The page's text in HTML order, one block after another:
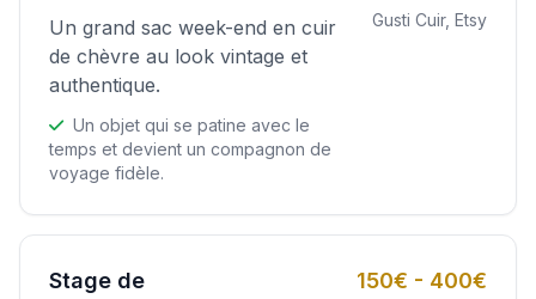
Un grand sac week-end en cuir
de chèvre au look vintage et
authentique.
Un objet qui se patine avec le
temps et devient un compagnon de
voyage fidèle.
Gusti Cuir, Etsy
Stage de
150€ - 400€